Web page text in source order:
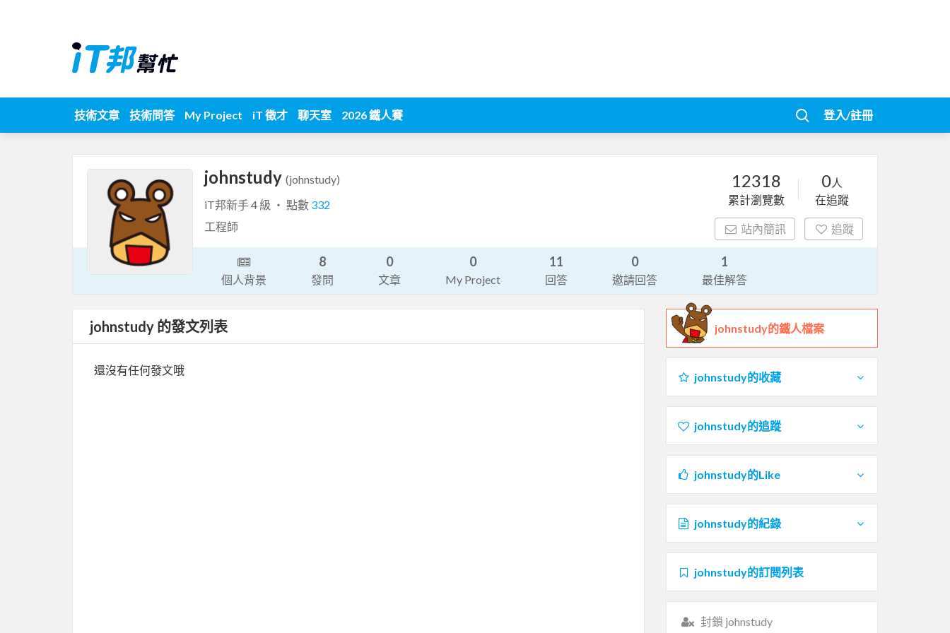
技術文章 技術問答 My Project iT 徵才 聊天室 2026 鐵人賽 登入/註冊
johnstudy (johnstudy)
iT邦新手 4 級 ‧ 點數 332
工程師
12318
累計瀏覽數
0人
在追蹤
站內簡訊 追蹤
個人背景
8
發問
0
文章
0
My Project
11
回答
0
邀請回答
1
最佳解答
johnstudy 的發文列表
還沒有任何發文哦
johnstudy的鐵人檔案
johnstudy的收藏
johnstudy的追蹤
johnstudy的Like
johnstudy的紀錄
johnstudy的訂閱列表
封鎖 johnstudy